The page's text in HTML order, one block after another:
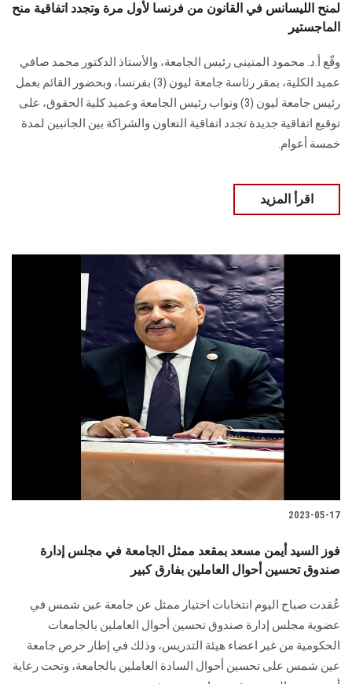
لمنح الليسانس في القانون من فرنسا لأول مرة وتجدد اتفاقية منح
الماجستير
وقّع أ.د. محمود المتينى رئيس الجامعة، والأستاذ الدكتور محمد صافي
عميد الكلية، بمقر رئاسة جامعة ليون (3) بفرنسا، وبحضور القائم بعمل
رئيس جامعة ليون (3) ونواب رئيس الجامعة وعميد كلية الحقوق، على
توقيع اتفاقية جديدة تجدد اتفاقية التعاون والشراكة بين الجانبين لمدة
خمسة أعوام.
اقرأ المزيد
2023-05-17
فوز السيد أيمن مسعد بمقعد ممثل الجامعة في مجلس إدارة
صندوق تحسين أحوال العاملين بفارق كبير
عُقدت صباح اليوم انتخابات اختيار ممثل عن جامعة عين شمس في
عضوية مجلس إدارة صندوق تحسين أحوال العاملين بالجامعات
الحكومية من غير اعضاء هيئة التدريس، وذلك في إطار حرص جامعة
عين شمس على تحسين أحوال السادة العاملين بالجامعة، وتحت رعاية